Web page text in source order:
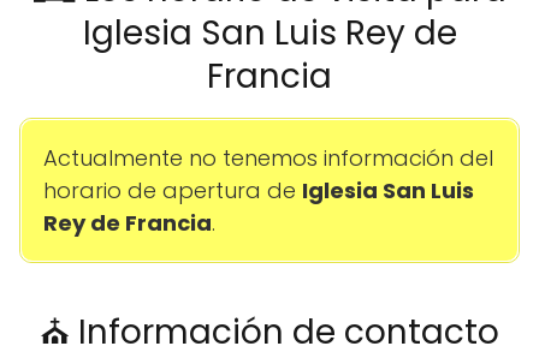
Iglesia San Luis Rey de
Francia
Actualmente no tenemos información del
horario de apertura de Iglesia San Luis
Rey de Francia.
⛪ Información de contacto